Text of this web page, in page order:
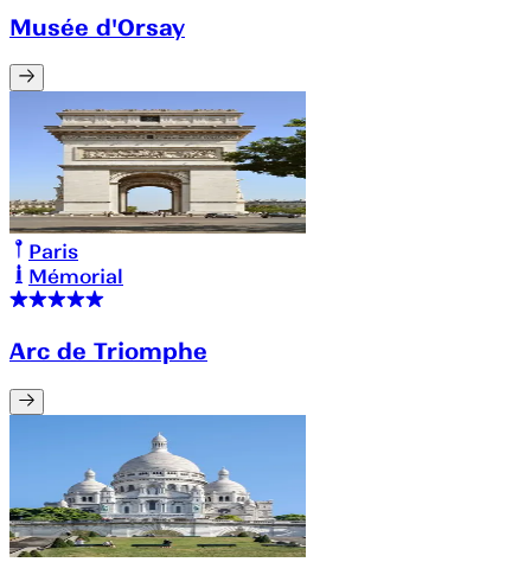
Musée d'Orsay
Paris
Mémorial
Arc de Triomphe